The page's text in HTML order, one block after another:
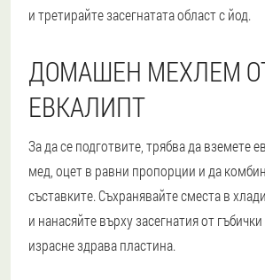
и третирайте засегнатата област с йод.
ДОМАШЕН МЕХЛЕМ
ЕВКАЛИПТ
За да се подготвите, трябва да вземете
мед, оцет в равни пропорции и да
съставките. Съхранявайте сместа в
и нанасяйте върху засегнатия от
израсне здрава пластина.